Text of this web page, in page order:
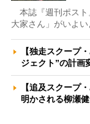
本誌『週刊ポスト
大家さん」がいよ
【独走スクープ
ジェクト”の計
【追及スクープ
明かされる柳瀬